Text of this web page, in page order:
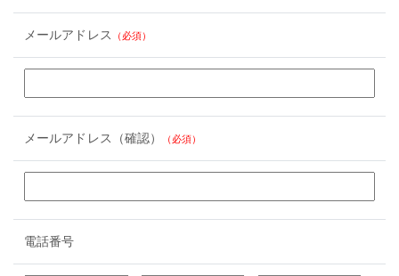
メールアドレス （必須）
メールアドレス（確認） （必須）
電話番号